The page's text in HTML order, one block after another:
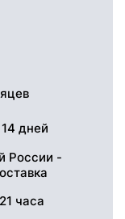
дней
России -
часа